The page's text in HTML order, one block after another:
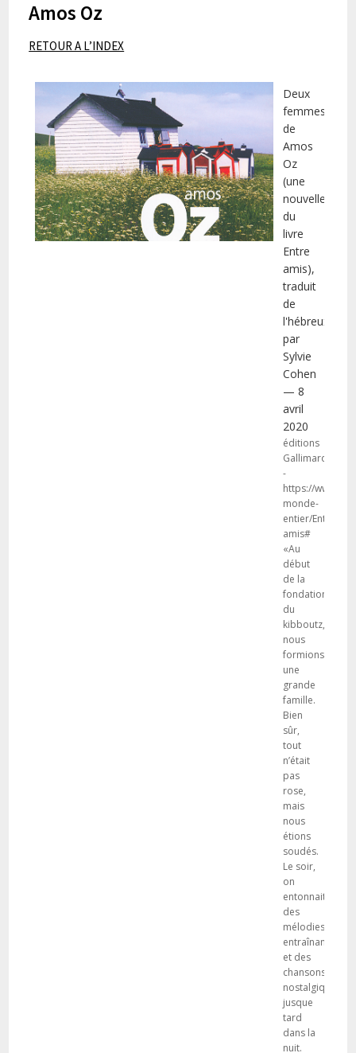
Amos Oz
RETOUR A L’INDEX
Deux
femmes
de
Amos
Oz
(une
nouvelle
du
livre
Entre
amis),
traduit
de
l'hébreux
par
Sylvie
Cohen
— 8
avril
2020
éditions
Gallimard
-
https://
monde-
entier/Entre-
amis#
«Au
début
de la
fondation
du
kibboutz,
nous
formions
une
grande
famille.
Bien
sûr,
tout
n’était
pas
rose,
mais
nous
étions
soudés.
Le soir,
on
entonnait
des
mélodies
entraînantes
et des
chansons
nostalgiques
jusque
tard
dans la
nuit.